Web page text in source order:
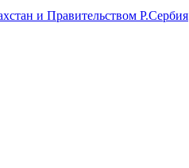
и Правительством Р.Сербия